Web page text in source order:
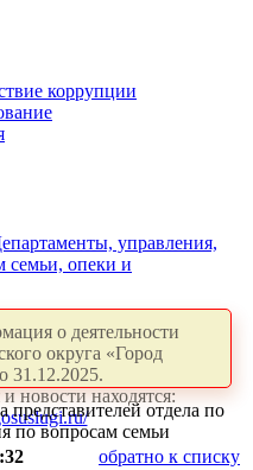
коррупции
управления,
семьи, опеки и
о деятельности
округа «Город
31.12.2025.
новости находятся:
представителей отдела по
по вопросам семьи
обратно к списку